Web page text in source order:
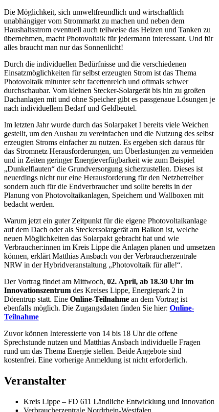
Die Möglichkeit, sich umweltfreundlich und wirtschaftlich
unabhängiger vom Strommarkt zu machen und neben dem
Haushaltsstrom eventuell auch teilweise das Heizen und Tanken zu
übernehmen, macht Photovoltaik für jedermann interessant. Und für
alles braucht man nur das Sonnenlicht!
Durch die individuellen Bedürfnisse und die verschiedenen
Einsatzmöglichkeiten für selbst erzeugten Strom ist das Thema
Photovoltaik mitunter sehr facettenreich und oftmals schwer
durchschaubar. Vom kleinen Stecker-Solargerät bis hin zu großen
Dachanlagen mit und ohne Speicher gibt es passgenaue Lösungen je
nach individuellem Bedarf und Geldbeutel.
Im letzten Jahr wurde durch das Solarpaket I bereits viele Weichen
gestellt, um den Ausbau zu vereinfachen und die Nutzung des selbst
erzeugten Stroms einfacher zu nutzen. Es ergeben sich daraus für
das Stromnetz Herausforderungen, um Überlastungen zu vermeiden
und in Zeiten geringer Energieverfügbarkeit wie zum Beispiel
„Dunkelflauten“ die Grundversorgung sicherzustellen. Dieses ist
neuerdings nicht nur eine Herausforderung für den Netzbetreiber
sondern auch für die Endverbraucher und sollte bereits in der
Planung von Photovoltaikanlagen, Speichern und Wallboxen mit
bedacht werden.
Warum jetzt ein guter Zeitpunkt für die eigene Photovoltaikanlage
auf dem Dach oder als Steckersolargerät am Balkon ist, welche
neuen Möglichkeiten das Solarpakt gebracht hat und wie
Verbraucher:innen im Kreis Lippe die Anlagen planen und umsetzen
können, erklärt Matthias Ansbach von der Verbraucherzentrale
NRW in der Hybridveranstaltung „Photovoltaik für alle!“.
Der Vortrag findet am Mittwoch, 02. April, ab 18.30 Uhr im
Innovationszentrum des Kreises Lippe, Energiepark 2 in
Dörentrup statt. Eine Online-Teilnahme an dem Vortrag ist
ebenfalls möglich. Die Zugangsdaten finden Sie hier: Online-
Teilnahme
Zuvor können Interessierte von 14 bis 18 Uhr die offene
Sprechstunde nutzen und Matthias Ansbach individuelle Fragen
rund um das Thema Energie stellen. Beide Angebote sind
kostenfrei. Eine vorherige Anmeldung ist nicht erforderlich.
Veranstalter
Kreis Lippe – FD 611 Ländliche Entwicklung und Innovation
Verbraucherzentrale Nordrhein-Westfalen